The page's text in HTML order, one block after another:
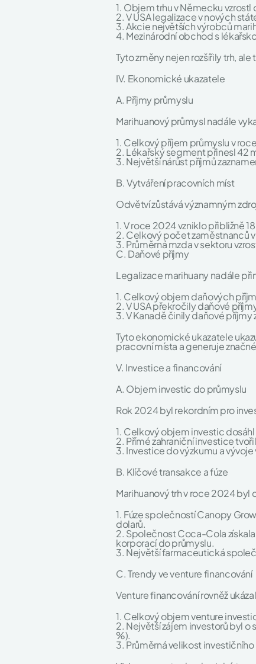
1. Objem trhu v Německu
2. V USA legalizace v nových
3. Akcie největších výrobců
4. Mezinárodní obchod s
Tyto změny nejen rozšířily trh,
IV. Ekonomické ukazatele
A. Příjmy průmyslu
Marihuanový průmysl nadále
1. Celkový příjem průmyslu v
2. Lékařský segment přinesl 42
3. Největší nárůst příjmů
B. Vytváření pracovních míst
Odvětví zůstává významným
1. V roce 2024 vzniklo přibližně
2. Celkový počet zaměstnanců
3. Průměrná mzda v sektoru
C. Daňové příjmy
Legalizace marihuany nadále
1. Celkový objem daňových
2. V USA překročily daňové
3. V Kanadě činily daňové
Tyto ekonomické ukazatele
pracovní místa a generuje
V. Investice a financování
A. Objem investic do průmyslu
Rok 2024 byl rekordním pro
1. Celkový objem investic
2. Přímé zahraniční investice
3. Investice do výzkumu a
B. Klíčové transakce a fúze
Marihuanový trh v roce 2024 byl
1. Fúze společností Canopy
dolarů.
2. Společnost Coca-Cola
korporací do průmyslu.
3. Největší farmaceutická
C. Trendy ve venture financování
Venture financování rovněž
1. Celkový objem venture
2. Největší zájem investorů byl
%).
3. Průměrná velikost